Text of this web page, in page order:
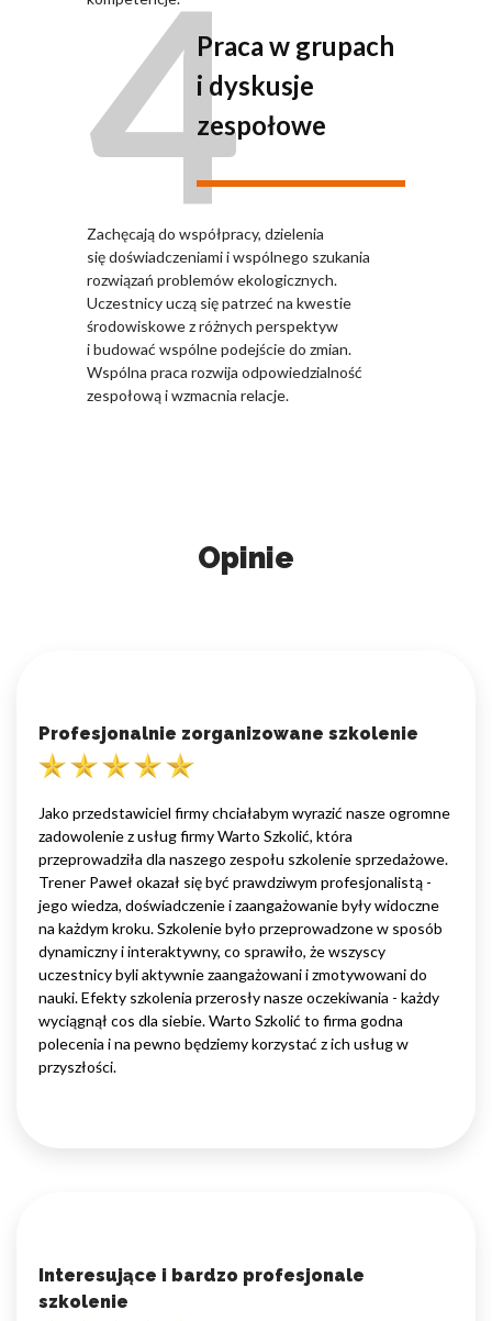
4Praca w grupach
i dyskusje
zespołowe
Zachęcają do współpracy, dzielenia
się doświadczeniami i wspólnego szukania
rozwiązań problemów ekologicznych.
Uczestnicy uczą się patrzeć na kwestie
środowiskowe z różnych perspektyw
i budować wspólne podejście do zmian.
Wspólna praca rozwija odpowiedzialność
zespołową i wzmacnia relacje.
Opinie
Profesjonalnie zorganizowane szkolenie
Jako przedstawiciel firmy chciałabym wyrazić nasze ogromne
zadowolenie z usług firmy Warto Szkolić, która
przeprowadziła dla naszego zespołu szkolenie sprzedażowe.
Trener Paweł okazał się być prawdziwym profesjonalistą -
jego wiedza, doświadczenie i zaangażowanie były widoczne
na każdym kroku. Szkolenie było przeprowadzone w sposób
dynamiczny i interaktywny, co sprawiło, że wszyscy
uczestnicy byli aktywnie zaangażowani i zmotywowani do
nauki. Efekty szkolenia przerosły nasze oczekiwania - każdy
wyciągnął cos dla siebie. Warto Szkolić to firma godna
polecenia i na pewno będziemy korzystać z ich usług w
przyszłości.
Interesujące i bardzo profesjonale
szkolenie